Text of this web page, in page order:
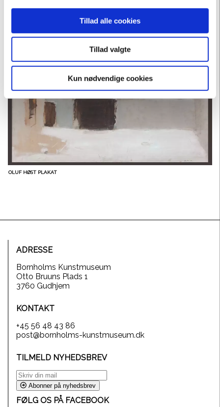
Tillad alle cookies
Tillad valgte
Kun nødvendige cookies
OLUF HØST PLAKAT
ADRESSE
Bornholms Kunstmuseum
Otto Bruuns Plads 1
3760 Gudhjem
KONTAKT
+45 56 48 43 86
post@bornholms-kunstmuseum.dk
TILMELD NYHEDSBREV
Abonner på nyhedsbrev
FØLG OS PÅ FACEBOOK